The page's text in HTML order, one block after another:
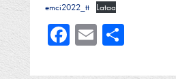
emci2022_tt Lataa
Facebook
Email